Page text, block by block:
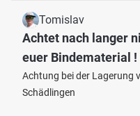
Tomislav
Achtet nach langer
euer Bindematerial !
Achtung bei der Lagerung
Schädlingen